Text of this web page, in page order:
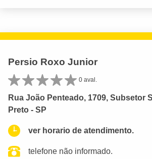
Persio Roxo Junior
0 aval.
Rua João Penteado, 1709, Subsetor
Preto - SP
ver horario de atendimento.
telefone não informado.